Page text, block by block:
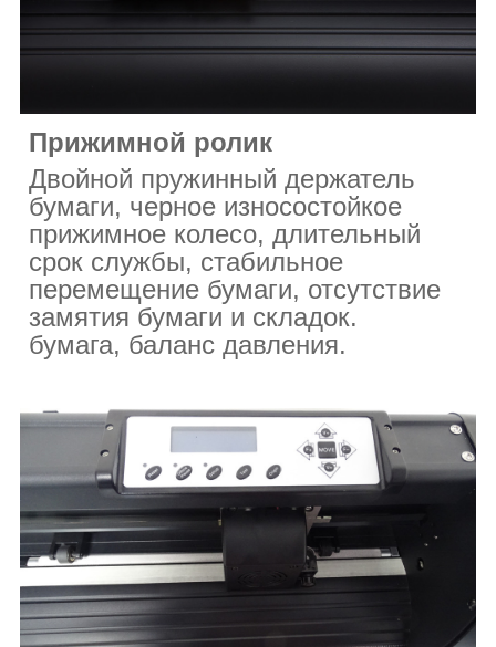
Прижимной ролик
Двойной пружинный держатель
бумаги, черное износостойкое
прижимное колесо, длительный
срок службы, стабильное
перемещение бумаги, отсутствие
замятия бумаги и складок.
бумага, баланс давления.